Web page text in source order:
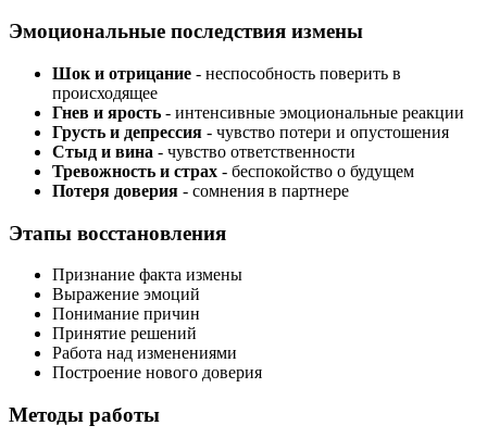
Эмоциональные последствия измены
Шок и отрицание - неспособность поверить в
происходящее
Гнев и ярость - интенсивные эмоциональные реакции
Грусть и депрессия - чувство потери и опустошения
Стыд и вина - чувство ответственности
Тревожность и страх - беспокойство о будущем
Потеря доверия - сомнения в партнере
Этапы восстановления
Признание факта измены
Выражение эмоций
Понимание причин
Принятие решений
Работа над изменениями
Построение нового доверия
Методы работы